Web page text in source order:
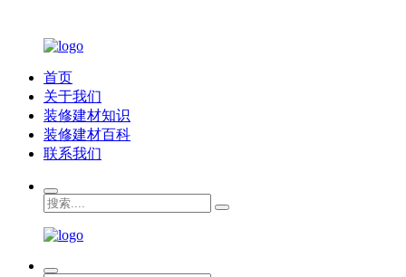
首页
关于我们
装修建材知识
装修建材百科
联系我们